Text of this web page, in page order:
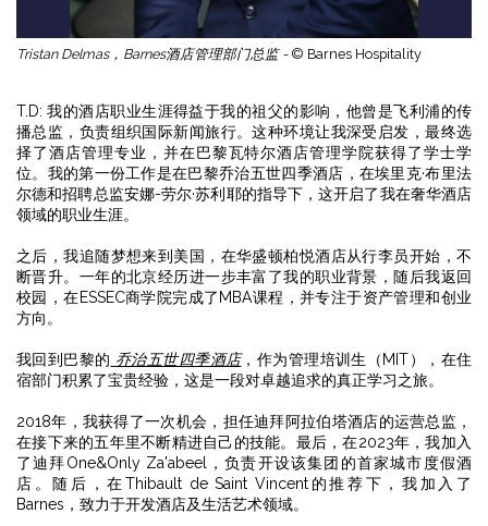
Tristan Delmas，Barnes酒店管理部门总监 - © Barnes Hospitality
T.D: 我的酒店职业生涯得益于我的祖父的影响，他曾是飞利浦的传
播总监，负责组织国际新闻旅行。这种环境让我深受启发，最终选
择了酒店管理专业，并在巴黎瓦特尔酒店管理学院获得了学士学
位。我的第一份工作是在巴黎乔治五世四季酒店，在埃里克·布里法
尔德和招聘总监安娜-劳尔·苏利耶的指导下，这开启了我在奢华酒店
领域的职业生涯。
之后，我追随梦想来到美国，在华盛顿柏悦酒店从行李员开始，不
断晋升。一年的北京经历进一步丰富了我的职业背景，随后我返回
校园，在ESSEC商学院完成了MBA课程，并专注于资产管理和创业
方向。
我回到巴黎的 乔治五世四季酒店，作为管理培训生（MIT），在住
宿部门积累了宝贵经验，这是一段对卓越追求的真正学习之旅。
2018年，我获得了一次机会，担任迪拜阿拉伯塔酒店的运营总监，
在接下来的五年里不断精进自己的技能。最后，在2023年，我加入
了迪拜One&Only Za'abeel，负责开设该集团的首家城市度假酒
店。随后，在Thibault de Saint Vincent的推荐下，我加入了
Barnes，致力于开发酒店及生活艺术领域。